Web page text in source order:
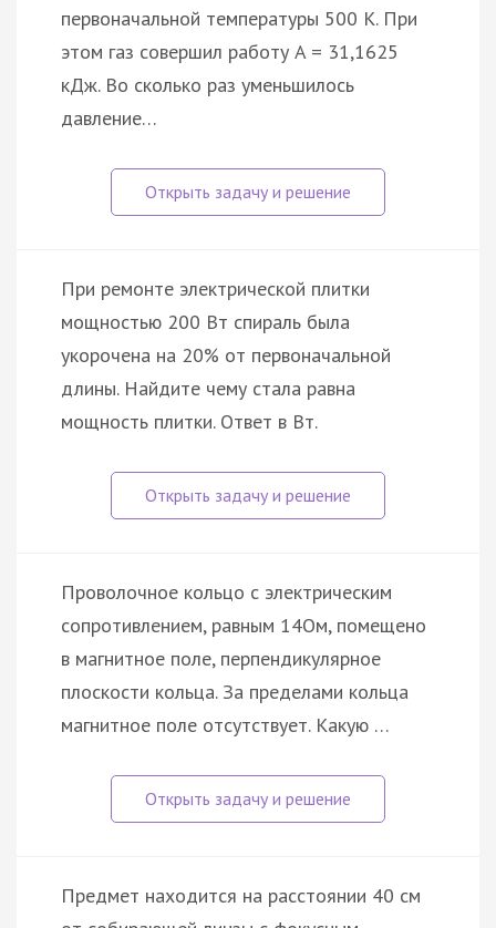
первоначальной температуры 500 К. При
этом газ совершил работу A = 31,1625
кДж. Во сколько раз уменьшилось
давление…
При ремонте электрической плитки
мощностью 200 Вт спираль была
укорочена на 20% от первоначальной
длины. Найдите чему стала равна
мощность плитки. Ответ в Вт.
Проволочное кольцо с электрическим
сопротивлением, равным 14Ом, помещено
в магнитное поле, перпендикулярное
плоскости кольца. За пределами кольца
магнитное поле отсутствует. Какую …
Предмет находится на расстоянии 40 см